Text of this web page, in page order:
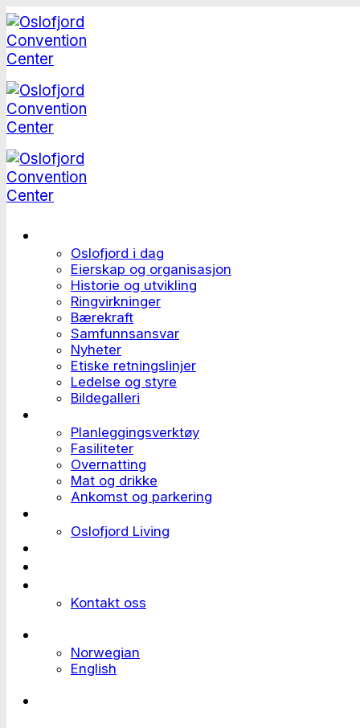
Skip
to
content
Oslofjord i dag
Eierskap og organisasjon
Historie og utvikling
Ringvirkninger
Bærekraft
Samfunnsansvar
Nyheter
Etiske retningslinjer
Ledelse og styre
Bildegalleri
Planleggingsverktøy
Fasiliteter
Overnatting
Mat og drikke
Ankomst og parkering
Oslofjord Living
Kontakt oss
Norwegian
English